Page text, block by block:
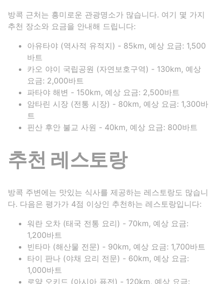
방콕 근처는 흥미로운 관광명소가 많습니다. 여기 몇 가지
추천 장소와 요금을 안내해 드립니다:
아유타야 (역사적 유적지) - 85km, 예상 요금: 1,500
바트
카오 야이 국립공원 (자연보호구역) - 130km, 예상
요금: 2,000바트
파타야 해변 - 150km, 예상 요금: 2,500바트
암타린 시장 (전통 시장) - 80km, 예상 요금: 1,300바
트
핀산 후안 불교 사원 - 40km, 예상 요금: 800바트
추천 레스토랑
방콕 주변에는 맛있는 식사를 제공하는 레스토랑도 많습니
다. 다음은 평가가 4점 이상인 추천하는 레스토랑입니다:
워란 오차 (태국 전통 요리) - 70km, 예상 요금:
1,200바트
빈타마 (해산물 전문) - 90km, 예상 요금: 1,700바트
타이 판나 (야채 요리 전문) - 60km, 예상 요금:
1,000바트
로얄 오키드 (아시아 퓨전) - 120km, 예상 요금: